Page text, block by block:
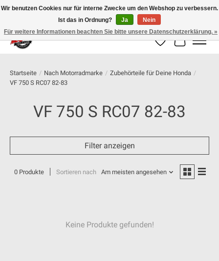
100% schweizer Onlineshop für Dein Motorrad
Wunschzettel
Ihr
Startseite / Nach Motorradmarke / Zubehörteile für Deine Honda /
VF 750 S RC07 82-83
VF 750 S RC07 82-83
Filter anzeigen
0 Produkte Sortieren nach Am meisten angesehen
Keine Produkte gefunden!
Wir benutzen Cookies nur für interne Zwecke um den Webshop zu verbessern.
Ist das in Ordnung?
Ja
Nein
Für weitere Informationen beachten Sie bitte unsere Datenschutzerklärung. »